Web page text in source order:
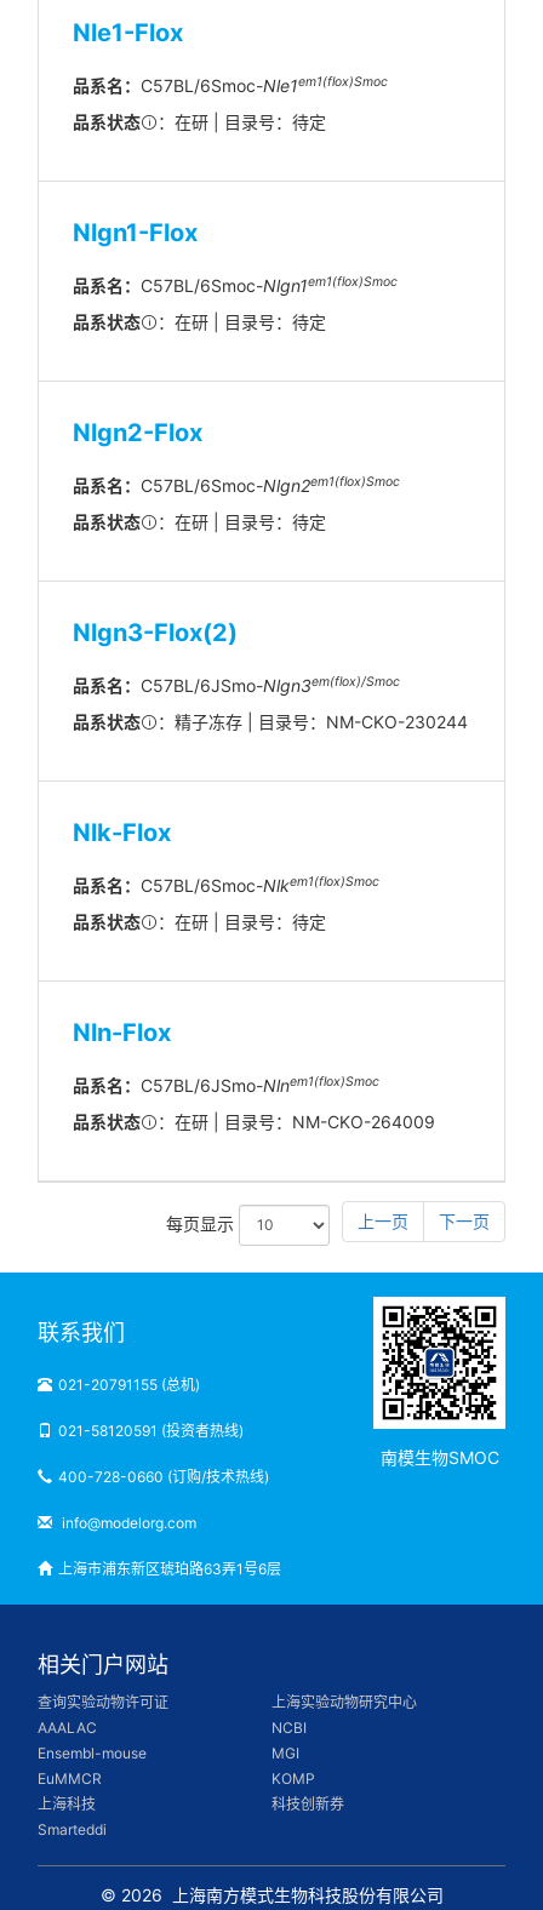
Nle1-Flox
品系名： C57BL/6Smoc-Nle1em1(flox)Smoc
品系状态 ：在研 | 目录号：待定
Nlgn1-Flox
品系名： C57BL/6Smoc-Nlgn1em1(flox)Smoc
品系状态 ：在研 | 目录号：待定
Nlgn2-Flox
品系名： C57BL/6Smoc-Nlgn2em1(flox)Smoc
品系状态 ：在研 | 目录号：待定
Nlgn3-Flox(2)
品系名： C57BL/6JSmo-Nlgn3em(flox)/Smoc
品系状态 ：精子冻存 | 目录号：NM-CKO-230244
Nlk-Flox
品系名： C57BL/6Smoc-Nlkem1(flox)Smoc
品系状态 ：在研 | 目录号：待定
Nln-Flox
品系名： C57BL/6JSmo-Nlnem1(flox)Smoc
品系状态 ：在研 | 目录号：NM-CKO-264009
每页显示 上一页 下一页
联系我们
021-20791155 (总机)
021-58120591 (投资者热线)
400-728-0660 (订购/技术热线)
info@modelorg.com
上海市浦东新区琥珀路63弄1号6层
南模生物SMOC
相关门户网站
查询实验动物许可证
上海实验动物研究中心
AAALAC
NCBI
Ensembl-mouse
MGI
EuMMCR
KOMP
上海科技
科技创新券
Smarteddi
© 2026 上海南方模式生物科技股份有限公司